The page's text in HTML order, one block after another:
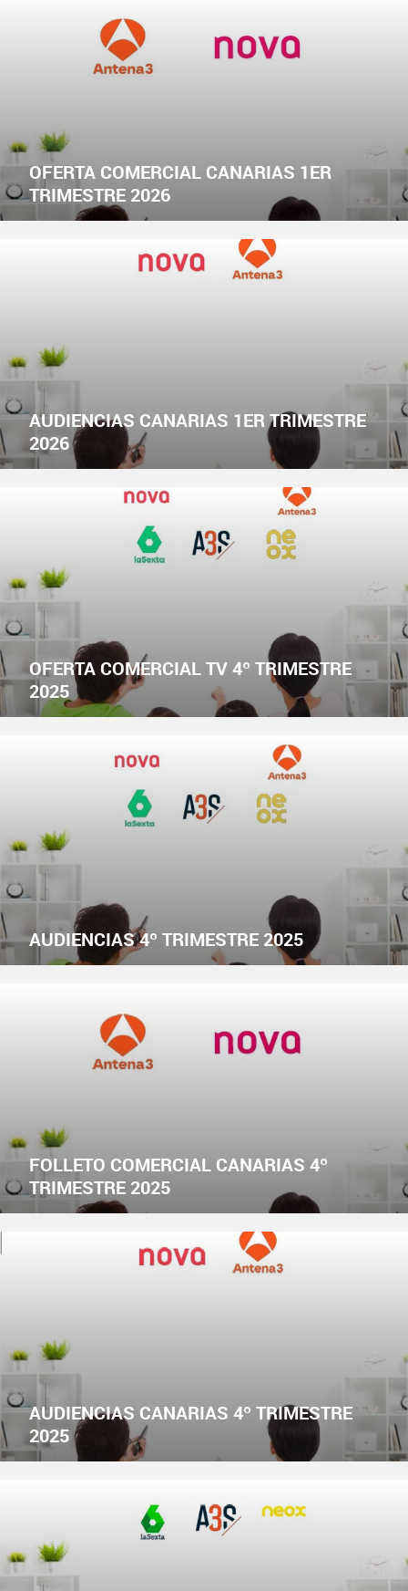
OFERTA COMERCIAL CANARIAS 1ER
TRIMESTRE 2026
AUDIENCIAS CANARIAS 1ER TRIMESTRE
2026
OFERTA COMERCIAL TV 4º TRIMESTRE
2025
AUDIENCIAS 4º TRIMESTRE 2025
FOLLETO COMERCIAL CANARIAS 4º
TRIMESTRE 2025
AUDIENCIAS CANARIAS 4º TRIMESTRE
2025